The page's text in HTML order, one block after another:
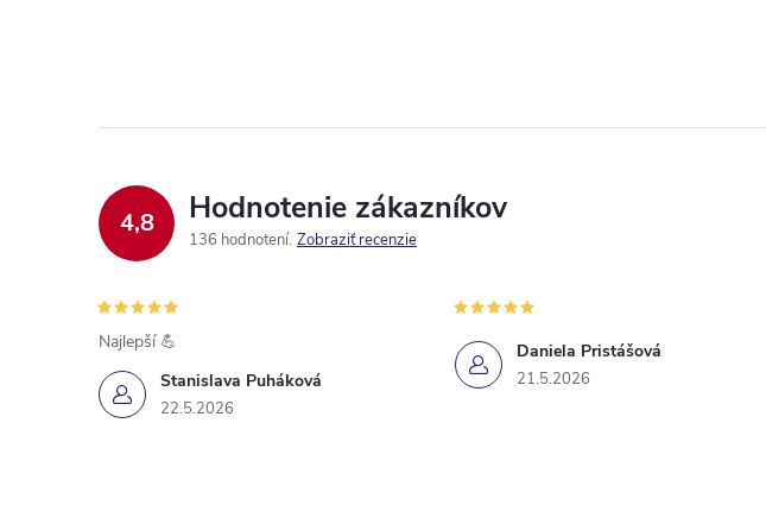
4,8 Hodnotenie zákazníkov
136 hodnotení Zobraziť recenzie
Stanislava Puháková
22.5.2026
Najlepší 💪 Daniela Pristášová
21.5.2026